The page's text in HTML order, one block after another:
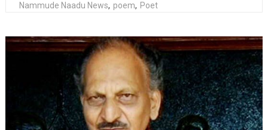
Nammude Naadu News, poem, Poet